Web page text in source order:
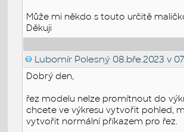
Může mi někdo s touto určitě
Děkuji
Lubomír Polesný 08.bře.2023 v
Dobrý den,
řez modelu nelze promítnout do
chcete ve výkresu vytvořit pohled,
vytvořit normální příkazem pro řez.